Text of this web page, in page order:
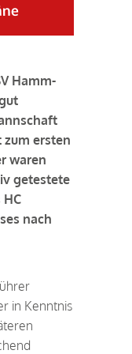
Hamm-
zum ersten
waren
getestete
nach
in Kenntnis